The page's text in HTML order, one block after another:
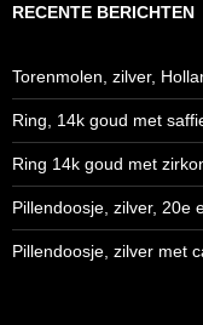
RECENTE BERICHTEN
Torenmolen, zilver,
Ring, 14k goud met
Ring 14k goud met
Pillendoosje, zilver, 20e
Pillendoosje, zilver met